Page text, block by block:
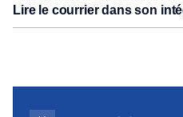
Lire le courrier dans son